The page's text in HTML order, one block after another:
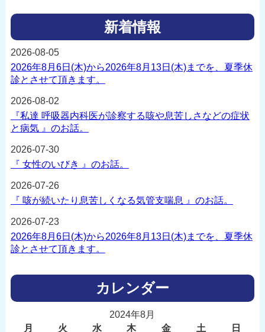
新着情報
2026年8月6日(木)から2026年8月13日(木)までを、夏季休
診とさせて頂きます。
2026-08-05
『私達 呼吸器内科医が診察する咳や息苦しさなどの症状
と病気 』のお話。
2026-08-02
『 女性のいびき 』のお話。
2026-07-30
『 咳が続いたり息苦しくなる気管支喘息 』のお話。
2026-07-26
2026年8月6日(木)から2026年8月13日(木)までを、夏季休
診とさせて頂きます。
2026-07-23
カレンダー
2024年8月
月
火 水 木 金 土 日